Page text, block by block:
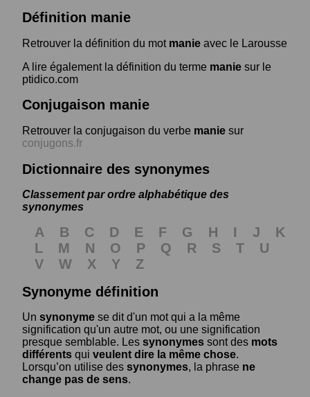
Définition manie
Retrouver la définition du mot manie avec le Larousse
A lire également la définition du terme manie sur le
ptidico.com
Conjugaison manie
Retrouver la conjugaison du verbe manie sur
conjugons.fr
Dictionnaire des synonymes
Classement par ordre alphabétique des
synonymes
A B C D E F G H I J
K
L
M N O P Q R S T
U
V
W X Y
Z
Synonyme définition
Un synonyme se dit d'un mot qui a la même
signification qu'un autre mot, ou une signification
presque semblable. Les synonymes sont des mots
différents qui veulent dire la même chose.
Lorsqu’on utilise des synonymes, la phrase ne
change pas de sens.